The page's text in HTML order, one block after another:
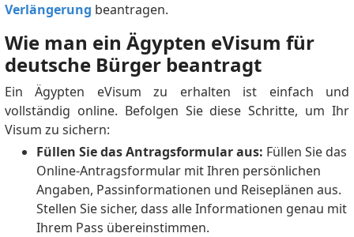
Verlängerung beantragen.
Wie man ein Ägypten eVisum für
deutsche Bürger beantragt
Ein Ägypten eVisum zu erhalten ist einfach und
vollständig online. Befolgen Sie diese Schritte, um Ihr
Visum zu sichern:
Füllen Sie das Antragsformular aus: Füllen Sie das
Online-Antragsformular mit Ihren persönlichen
Angaben, Passinformationen und Reiseplänen aus.
Stellen Sie sicher, dass alle Informationen genau mit
Ihrem Pass übereinstimmen.